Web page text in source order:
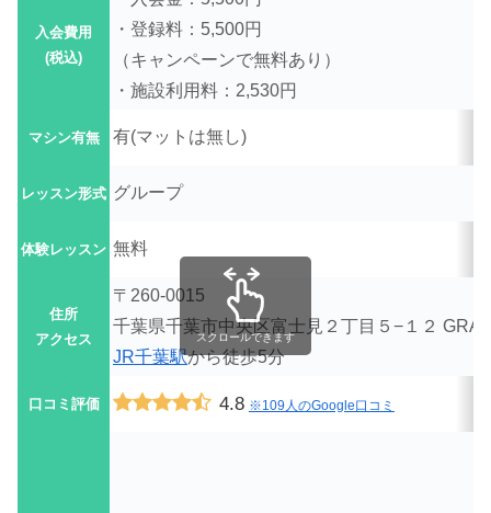
入会費用
(税込)
・登録料：5,500円
（キャンペーンで無料あり）
・施設利用料：2,530円
マシン有無 有(マットは無し)
レッスン形式 グループ
体験レッスン 無料
住所
アクセス
〒260-0015
千葉県千葉市中央区富士見２丁目５−１２
JR千葉駅から徒歩5分
口コミ評価 4.8 ※109人のGoogle口コミ
スクロールできます